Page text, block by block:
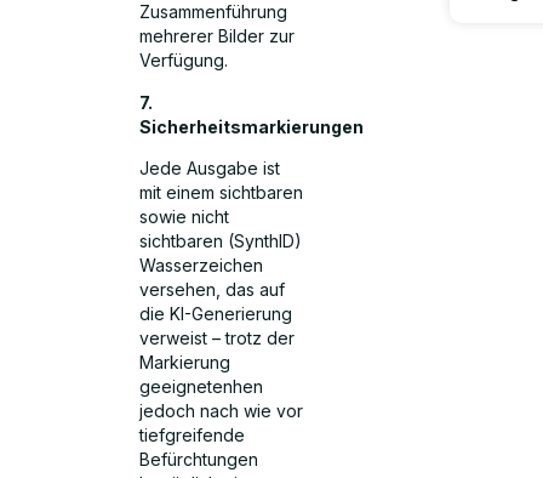
Zusammenführung
mehrerer Bilder zur
Verfügung.
7.
Sicherheitsmarkierungen
Jede Ausgabe ist
mit einem sichtbaren
sowie nicht
sichtbaren (SynthID)
Wasserzeichen
versehen, das auf
die KI-Generierung
verweist – trotz der
Markierung
geeignetenhen
jedoch nach wie vor
tiefgreifende
Befürchtungen